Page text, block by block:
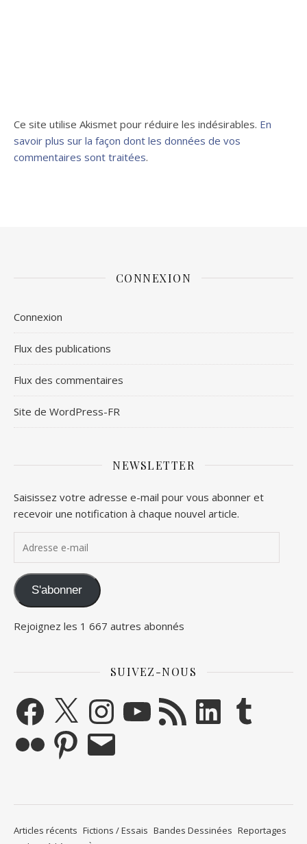
Ce site utilise Akismet pour réduire les indésirables. En
savoir plus sur la façon dont les données de vos
commentaires sont traitées.
CONNEXION
Connexion
Flux des publications
Flux des commentaires
Site de WordPress-FR
NEWSLETTER
Saisissez votre adresse e-mail pour vous abonner et
recevoir une notification à chaque nouvel article.
S'abonner
Rejoignez les 1 667 autres abonnés
SUIVEZ-NOUS
Facebook
X InstagramYouTubeFlux RSSLinkedIn Tumblr
PinterestE-mail
Articles récents Fictions / Essais Bandes Dessinées Reportages